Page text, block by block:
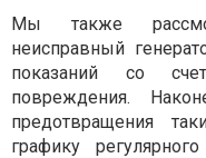
Мы также
неисправный
показаний со
повреждения.
предотвращения
графику